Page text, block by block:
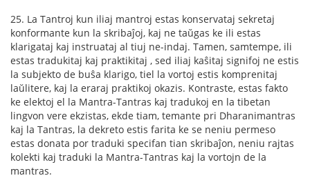
25. La Tantroj kun iliaj mantroj estas konservataj sekretaj
konformante kun la skribaĵoj, kaj ne taŭgas ke ili estas
klarigataj kaj instruataj al tiuj ne-indaj. Tamen, samtempe, ili
estas tradukitaj kaj praktikitaj , sed iliaj kaŝitaj signifoj ne estis
la subjekto de buŝa klarigo, tiel la vortoj estis komprenitaj
laŭlitere, kaj la eraraj praktikoj okazis. Kontraste, estas fakto
ke elektoj el la Mantra-Tantras kaj tradukoj en la tibetan
lingvon vere ekzistas, ekde tiam, temante pri Dharanimantras
kaj la Tantras, la dekreto estis farita ke se neniu permeso
estas donata por traduki specifan tian skribaĵon, neniu rajtas
kolekti kaj traduki la Mantra-Tantras kaj la vortojn de la
mantras.